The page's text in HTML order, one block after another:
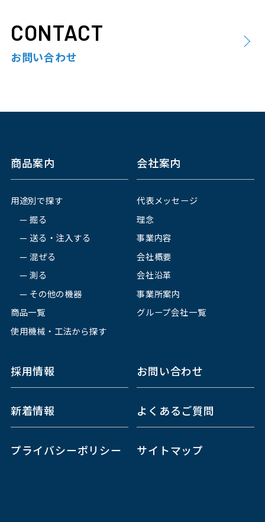
CONTACT
お問い合わせ
商品案内
用途別で探す
掘る
送る・注入する
混ぜる
測る
その他の機器
商品一覧
使用機械・工法から探す
会社案内
代表メッセージ
理念
事業内容
会社概要
会社沿革
事業所案内
グループ会社一覧
採用情報 お問い合わせ
新着情報 よくあるご質問
プライバシーポリシー サイトマップ